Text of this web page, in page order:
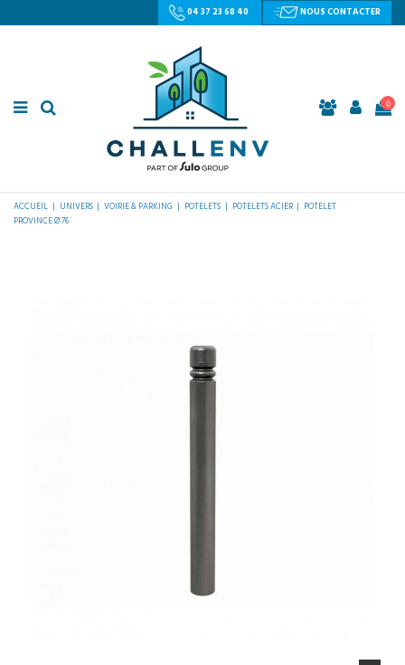
04 37 23 68 40 NOUS CONTACTER
0
ACCUEIL UNIVERS VOIRIE & PARKING POTELETS POTELETS ACIER
POTELET
PROVINCE Ø 76